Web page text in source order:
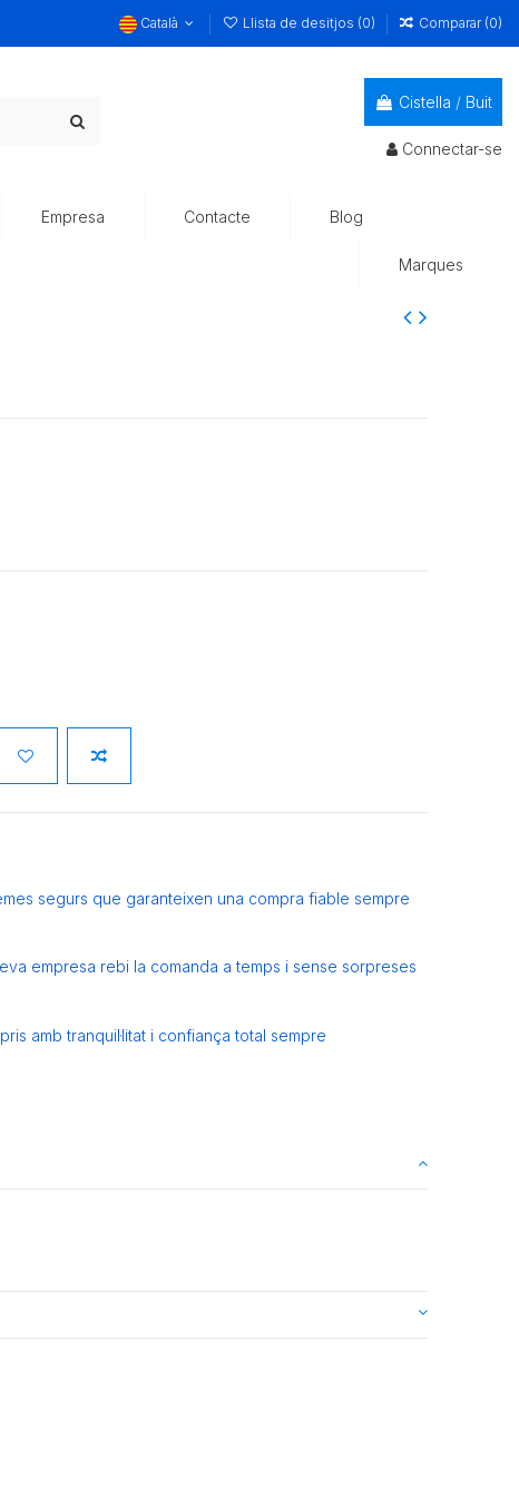
Català Llista de desitjos (0) Comparar (0)
Cistella / Buit
Connectar-se
Empresa Contacte Blog
Marques
segurs que garanteixen una compra fiable sempre
empresa rebi la comanda a temps i sense sorpreses
amb tranquil·litat i confiança total sempre